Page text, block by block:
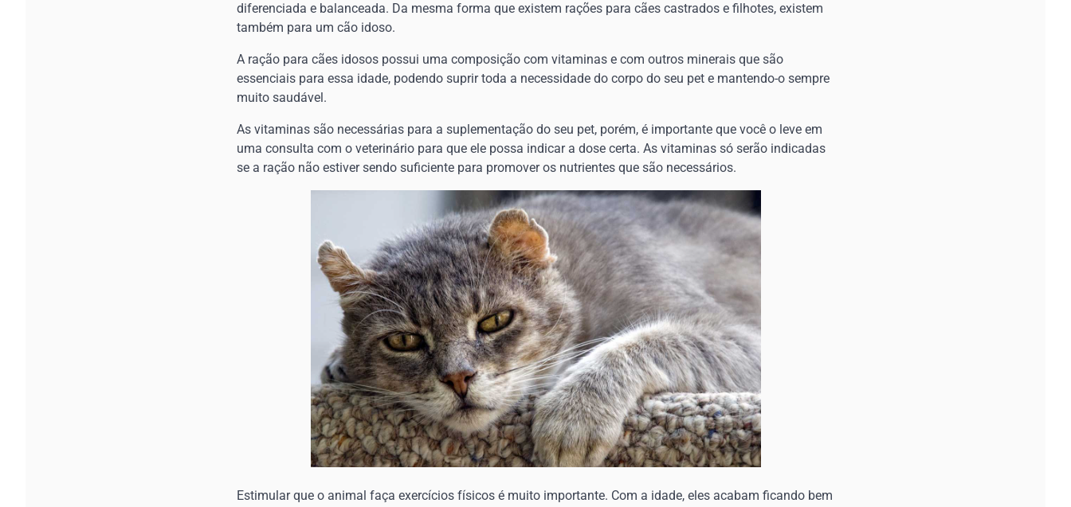
diferenciada e balanceada. Da mesma forma que existem rações para cães castrados e filhotes, existem
também para um cão idoso.
A ração para cães idosos possui uma composição com vitaminas e com outros minerais que são
essenciais para essa idade, podendo suprir toda a necessidade do corpo do seu pet e mantendo-o sempre
muito saudável.
As vitaminas são necessárias para a suplementação do seu pet, porém, é importante que você o leve em
uma consulta com o veterinário para que ele possa indicar a dose certa. As vitaminas só serão indicadas
se a ração não estiver sendo suficiente para promover os nutrientes que são necessários.
Estimular que o animal faça exercícios físicos é muito importante. Com a idade, eles acabam ficando bem